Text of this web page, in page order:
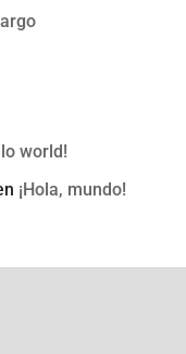
world!
¡Hola, mundo!